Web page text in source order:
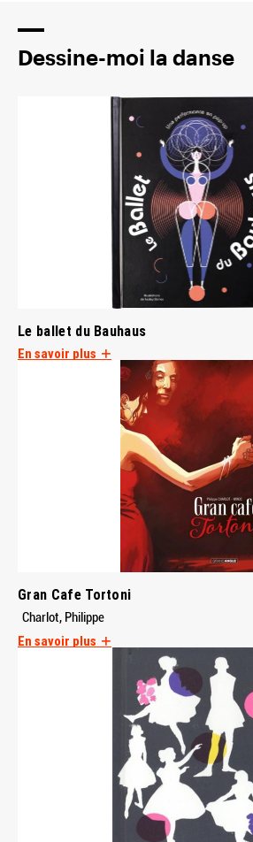
Dessine-moi la danse
Le ballet du Bauhaus
En savoir plus
Gran Cafe Tortoni
Charlot, Philippe
En savoir plus